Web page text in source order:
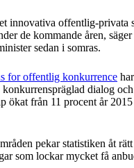
innovativa offentlig-privata
de kommande åren,
sedan i somras.
for offentlig konkurrence
dialog och
ökat från 11 procent år
pekar statistiken åt
som lockar mycket få